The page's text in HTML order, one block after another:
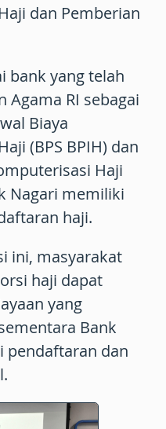
dan Pemberian
bank yang telah
RI sebagai
Biaya
(BPS BPIH) dan
Haji
Nagari memiliki
haji.
ini, masyarakat
haji dapat
yang
Bank
pendaftaran dan